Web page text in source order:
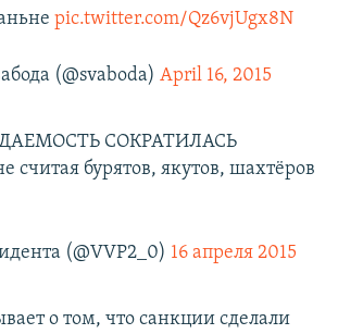
pic.twitter.com/Qz6vjUgx8N
(@svaboda) April 16, 2015
СОКРАТИЛАСЬ
бурятов, якутов, шахтёров
(@VVP2_0) 16 апреля 2015
о том, что санкции сделали